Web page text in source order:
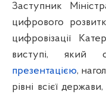
Заступник
цифрового
цифровізації
виступі, який
презентацією,
рівні всієї